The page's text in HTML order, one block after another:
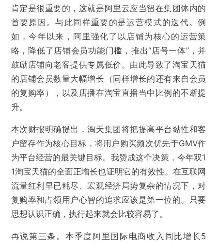
肯定是很重要的，这就是阿里云应当留在集团体内的
首要原因。与此同样重要的是运营模式的迭代。例
如，今年以来，阿里强化了以店铺为核心的运营策
略，降低了店铺会员功能门槛，推出“店号一体”，并
鼓励店铺向老客提供专属低价。由此导致了淘宝天猫
的店铺会员数量大幅增长（同样增长的还有来自会员
的复购率），以及店播在淘宝直播当中比例的不断提
升。
本次财报明确提出，淘天集团将把提高平台黏性和客
户留存作为核心目标，将用户购买频次优先于GMV作
为平台经营的最关键目标。我赞成这个决策，今年双1
1淘宝天猫的全面正增长也证明它的有效性。在互联网
流量红利早已耗尽、宏观经济局势复杂的情况下，对
复购率和占领用户心智的追求应该是第一位的。只要
思想认识正确，执行起来就会比较容易了。
再说第三条。本季度阿里国际电商收入同比增长5